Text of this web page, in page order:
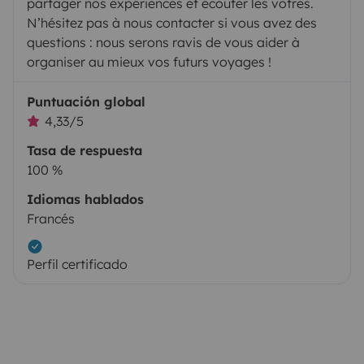
N’hésitez pas à nous contacter si vous avez des
questions : nous serons ravis de vous aider à
organiser au mieux vos futurs voyages !
Puntuación global
4,33/5
Tasa de respuesta
100 %
Idiomas hablados
Francés
Perfil certificado